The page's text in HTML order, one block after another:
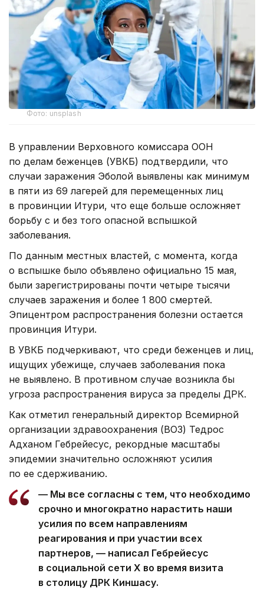
Фото: unsplash
В управлении Верховного комиссара ООН
по делам беженцев (УВКБ) подтвердили, что
случаи заражения Эболой выявлены как минимум
в пяти из 69 лагерей для перемещенных лиц
в провинции Итури, что еще больше осложняет
борьбу с и без того опасной вспышкой
заболевания.
По данным местных властей, с момента, когда
о вспышке было объявлено официально 15 мая,
были зарегистрированы почти четыре тысячи
случаев заражения и более 1 800 смертей.
Эпицентром распространения болезни остается
провинция Итури.
В УВКБ подчеркивают, что среди беженцев и лиц,
ищущих убежище, случаев заболевания пока
не выявлено. В противном случае возникла бы
угроза распространения вируса за пределы ДРК.
Как отметил генеральный директор Всемирной
организации здравоохранения (ВОЗ) Тедрос
Адханом Гебрейесус, рекордные масштабы
эпидемии значительно осложняют усилия
по ее сдерживанию.
— Мы все согласны с тем, что необходимо
срочно и многократно нарастить наши
усилия по всем направлениям
реагирования и при участии всех
партнеров, — написал Гебрейесус
в социальной сети Х во время визита
в столицу ДРК Киншасу.